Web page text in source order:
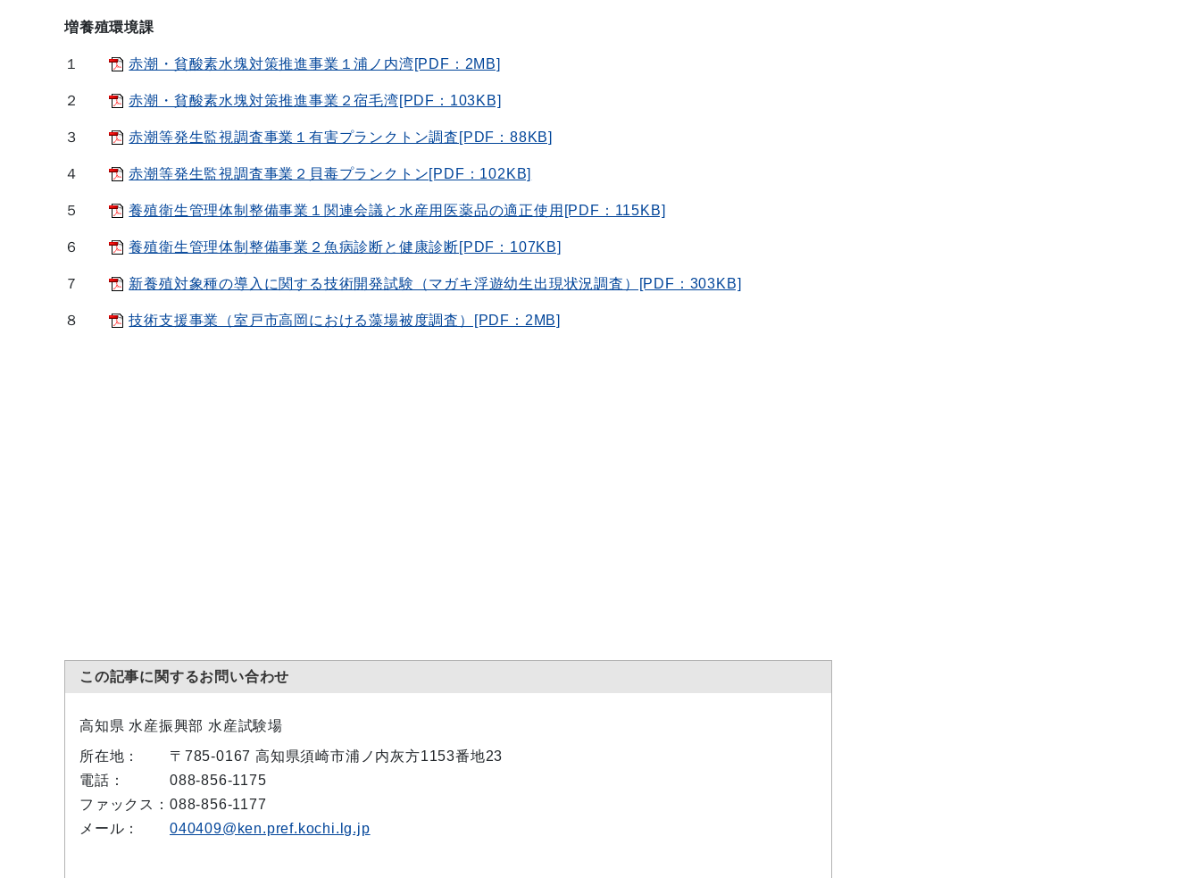
増養殖環境課
１ 赤潮・貧酸素水塊対策推進事業１浦ノ内湾[PDF：2MB]
２ 赤潮・貧酸素水塊対策推進事業２宿毛湾[PDF：103KB]
３ 赤潮等発生監視調査事業１有害プランクトン調査[PDF：88KB]
４ 赤潮等発生監視調査事業２貝毒プランクトン[PDF：102KB]
５ 養殖衛生管理体制整備事業１関連会議と水産用医薬品の適正使用[PDF：115KB]
６ 養殖衛生管理体制整備事業２魚病診断と健康診断[PDF：107KB]
７ 新養殖対象種の導入に関する技術開発試験（マガキ浮遊幼生出現状況調査）[PDF：303KB]
８ 技術支援事業（室戸市高岡における藻場被度調査）[PDF：2MB]
この記事に関するお問い合わせ
高知県 水産振興部 水産試験場
所在地：
〒785-0167 高知県須崎市浦ノ内灰方1153番地23
電話：
088-856-1175
ファックス： 088-856-1177
メール：
040409@ken.pref.kochi.lg.jp